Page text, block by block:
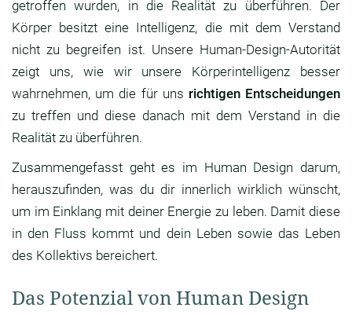
getroffen wurden, in die Realität zu überführen. Der
Körper besitzt eine Intelligenz, die mit dem Verstand
nicht zu begreifen ist. Unsere Human-Design-Autorität
zeigt uns, wie wir unsere Körperintelligenz besser
wahrnehmen, um die für uns richtigen Entscheidungen
zu treffen und diese danach mit dem Verstand in die
Realität zu überführen.
Zusammengefasst geht es im Human Design darum,
herauszufinden, was du dir innerlich wirklich wünscht,
um im Einklang mit deiner Energie zu leben. Damit diese
in den Fluss kommt und dein Leben sowie das Leben
des Kollektivs bereichert.
Das Potenzial von Human Design